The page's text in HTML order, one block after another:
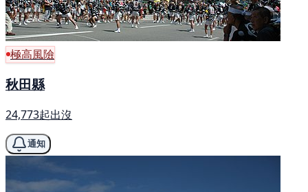
極高風險
秋田縣
24,773起出沒
通知